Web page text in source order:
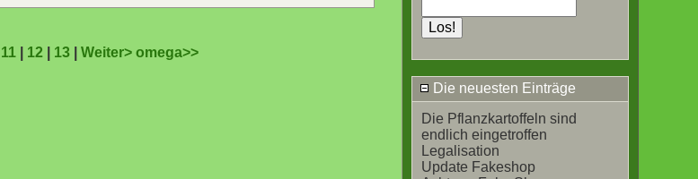
Die neuesten Einträge
Die Pflanzkartoffeln sind
endlich eingetroffen
Legalisation
Update Fakeshop
11 12 13 |Weiter>omega>>